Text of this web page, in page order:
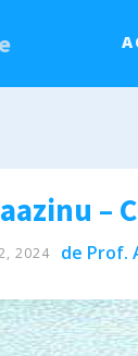
2024 de Prof.